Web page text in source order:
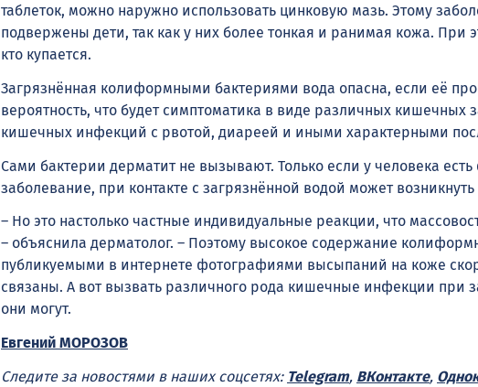
таблеток, можно наружно использовать цинковую мазь. Этому
подвержены дети, так как у них более тонкая и ранимая кожа. При
кто купается.
Загрязнённая колиформными бактериями вода опасна, если её
вероятность, что будет симптоматика в виде различных кишечных
кишечных инфекций с рвотой, диареей и иными характерными
Сами бактерии дерматит не вызывают. Только если у человека
заболевание, при контакте с загрязнённой водой может
– Но это настолько частные индивидуальные реакции, что
– объяснила дерматолог. – Поэтому высокое содержание
публикуемыми в интернете фотографиями высыпаний на коже
связаны. А вот вызвать различного рода кишечные инфекции при
они могут.
Евгений МОРОЗОВ
Следите за новостями в наших соцсетях: Telegram, ВКонтакте,